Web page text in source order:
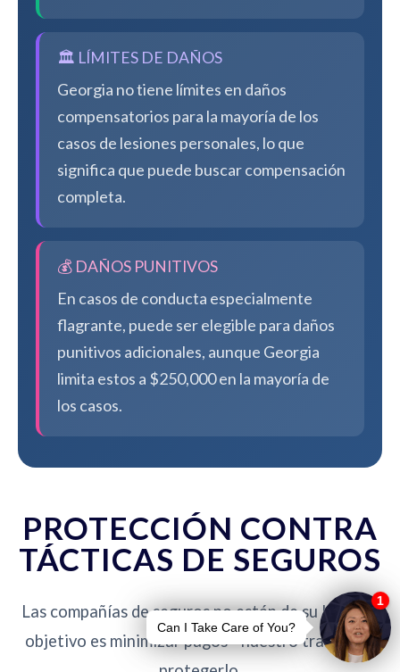
🏛️ LÍMITES DE DAÑOS
Georgia no tiene límites en daños
compensatorios para la mayoría de los
casos de lesiones personales, lo que
significa que puede buscar compensación
completa.
💰 DAÑOS PUNITIVOS
En casos de conducta especialmente
flagrante, puede ser elegible para daños
punitivos adicionales, aunque Georgia
limita estos a $250,000 en la mayoría de
los casos.
PROTECCIÓN CONTRA
TÁCTICAS DE SEGUROS
Las compañías de seguros no están de su lado. Su
objetivo es minimizar pagos - nuestro trabajo es